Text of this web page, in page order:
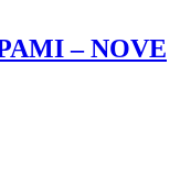
– NOVE